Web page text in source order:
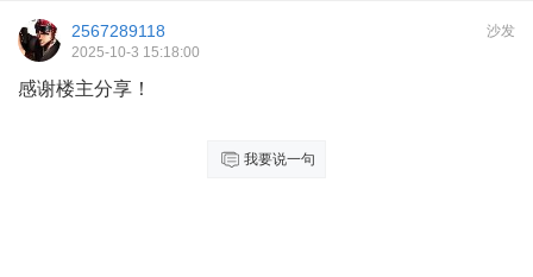
沙发
2567289118
2025-10-3 15:18:00
感谢楼主分享！
我要说一句